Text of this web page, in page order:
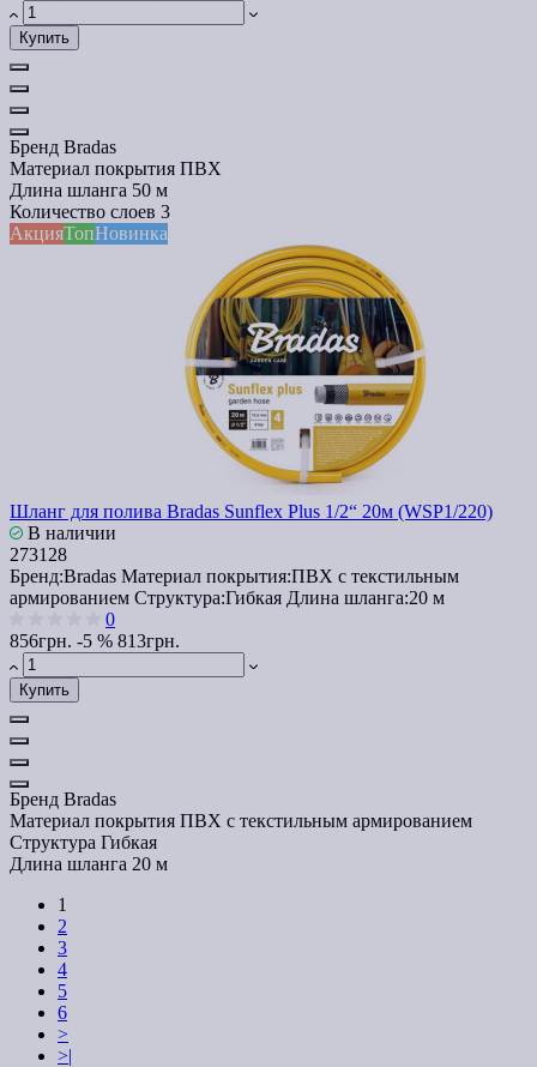
Купить
Бренд Bradas
Материал покрытия ПВХ
Длина шланга 50 м
Количество слоев 3
АкцияТопНовинка
Шланг для полива Bradas Sunflex Plus 1/2“ 20м (WSP1/220)
В наличии
273128
Бренд:Bradas Материал покрытия:ПВХ с текстильным
армированием Структура:Гибкая Длина шланга:20 м
0
856грн. -5 % 813грн.
Купить
Бренд Bradas
Материал покрытия ПВХ с текстильным армированием
Структура Гибкая
Длина шланга 20 м
1
2
3
4
5
6
>
>|